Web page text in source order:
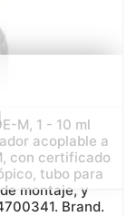
M, 1 - 10 ml
acoplable a
con certificado
tubo para
montaje, y
Brand.